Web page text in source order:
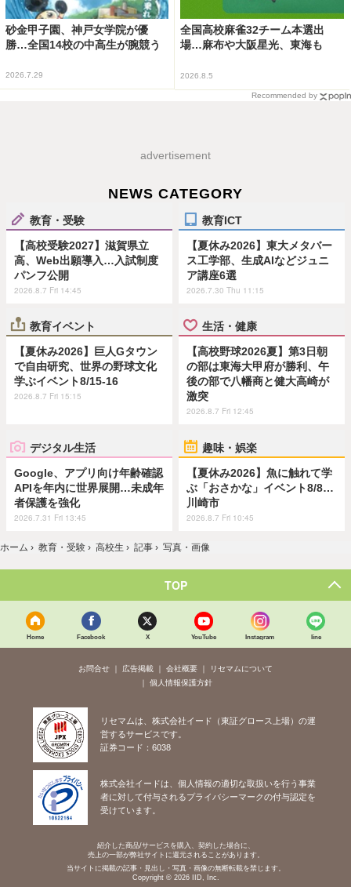
砂金甲子園、神戸女学院が優
勝…全国14校の中高生が腕競う
2026.7.29
全国高校麻雀32チーム本選出
場…麻布や大阪星光、東海も
2026.8.5
Recommended by
advertisement
NEWS CATEGORY
教育・受験
【高校受験2027】滋賀県立
高、Web出願導入…入試制度
パンフ公開
2026.8.7 Fri 14:45
教育ICT
【夏休み2026】東大メタバー
ス工学部、生成AIなどジュニ
ア講座6選
2026.7.30 Thu 11:15
教育イベント
【夏休み2026】巨人Gタウン
で自由研究、世界の野球文化
学ぶイベント8/15-16
2026.8.7 Fri 15:15
生活・健康
【高校野球2026夏】第3日朝
の部は東海大甲府が勝利、午
後の部で八幡商と健大高崎が
激突
2026.8.7 Fri 12:45
デジタル生活
Google、アプリ向け年齢確認
APIを年内に世界展開…未成年
者保護を強化
2026.7.31 Fri 13:45
趣味・娯楽
【夏休み2026】魚に触れて学
ぶ「おさかな」イベント8/8…
川崎市
2026.8.7 Fri 10:45
ホーム › 教育・受験 › 高校生 › 記事 › 写真・画像
TOP
Home Facebook X YouTube Instagram line
お問合せ 広告掲載 会社概要
リセマムについて
個人情報保護方針
リセマムは、株式会社イード（東証グロース上場）の運
営するサービスです。
証券コード：6038
株式会社イードは、個人情報の適切な取扱いを行う事業
者に対して付与されるプライバシーマークの付与認定を
受けています。
紹介した商品/サービスを購入、契約した場合に、
売上の一部が弊社サイトに還元されることがあります。
当サイトに掲載の記事・見出し・写真・画像の無断転載を禁じます。
Copyright © 2026 IID, Inc.